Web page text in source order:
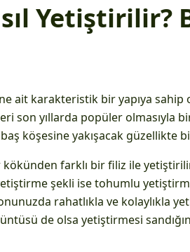
Yetiştirilir?
ait karakteristik bir yapıya sahip
son yıllarda popüler olmasıyla
köşesine yakışacak güzellikte
farklı bir filiz ile
şekli ise tohumlu
rahatlıkla ve kolaylıkla
de olsa yetiştirmesi